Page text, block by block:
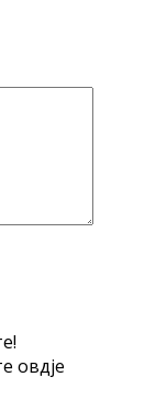
овдје